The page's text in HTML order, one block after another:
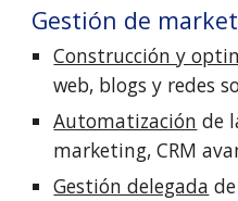
Gestión de
Construcción y
web, blogs y redes
Automatización de
marketing, CRM
Gestión delegada